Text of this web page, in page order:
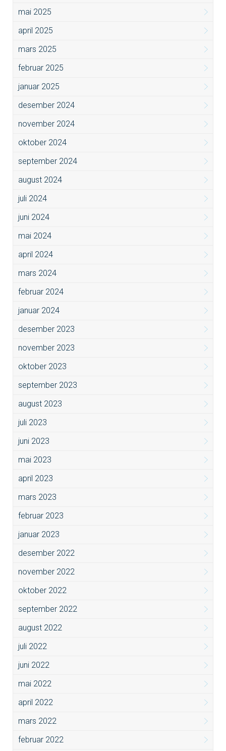
mai 2025
april 2025
mars 2025
februar 2025
januar 2025
desember 2024
november 2024
oktober 2024
september 2024
august 2024
juli 2024
juni 2024
mai 2024
april 2024
mars 2024
februar 2024
januar 2024
desember 2023
november 2023
oktober 2023
september 2023
august 2023
juli 2023
juni 2023
mai 2023
april 2023
mars 2023
februar 2023
januar 2023
desember 2022
november 2022
oktober 2022
september 2022
august 2022
juli 2022
juni 2022
mai 2022
april 2022
mars 2022
februar 2022